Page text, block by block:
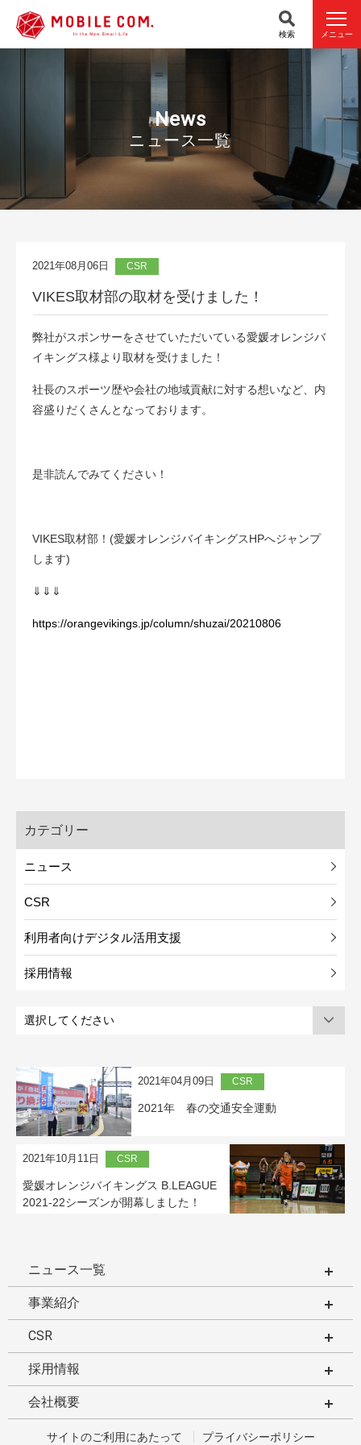
メニュー
検索
News
ニュース一覧
2021年08月06日 CSR
VIKES取材部の取材を受けました！
弊社がスポンサーをさせていただいている愛媛オレンジバ
イキングス様より取材を受けました！
社長のスポーツ歴や会社の地域貢献に対する想いなど、内
容盛りだくさんとなっております。
是非読んでみてください！
VIKES取材部！(愛媛オレンジバイキングスHPへジャンプ
します)
⇓⇓⇓
https://orangevikings.jp/column/shuzai/20210806
カテゴリー
ニュース
CSR
利用者向けデジタル活用支援
採用情報
2021年04月09日 CSR
2021年 春の交通安全運動
2021年10月11日 CSR
愛媛オレンジバイキングス B.LEAGUE
2021-22シーズンが開幕しました！
ニュース一覧
事業紹介
CSR
採用情報
会社概要
サイトのご利用にあたって プライバシーポリシー